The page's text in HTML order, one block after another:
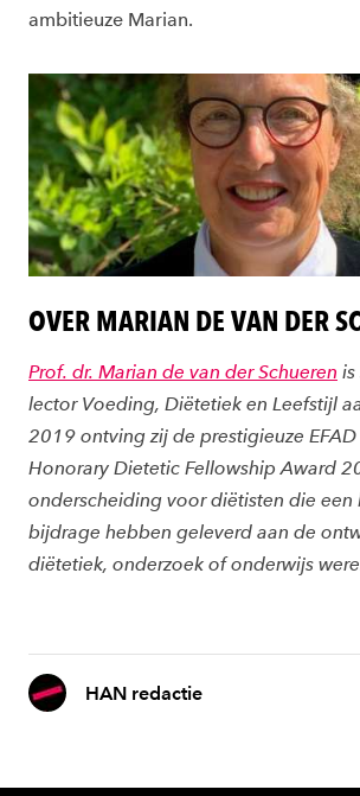
ambitieuze Marian.
OVER MARIAN DE VAN DER
Prof. dr. Marian de van der Schueren is
lector Voeding, Diëtetiek en Leefstijl
2019 ontving zij de prestigieuze EFAD
Honorary Dietetic Fellowship Award
onderscheiding voor diëtisten die een
bijdrage hebben geleverd aan de
diëtetiek, onderzoek of onderwijs
HAN redactie